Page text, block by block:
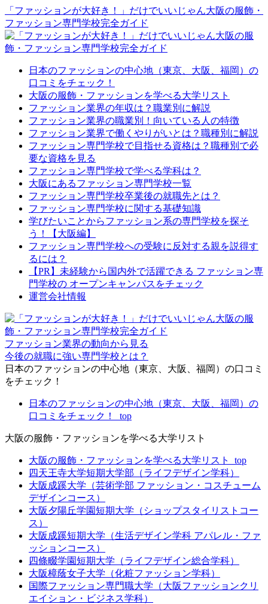
「ファッションが大好き！」だけでいいじゃん大阪の服飾・
ファッション専門学校完全ガイド
日本のファッションの中心地（東京、大阪、福岡）の
口コミをチェック！
大阪の服飾・ファッションを学べる大学リスト
ファッション業界の年収は？職業別に解説
ファッション業界の職業別！向いている人の特徴
ファッション業界で働くやりがいとは？職種別に解説
ファッション専門学校で目指せる資格は？職種別で必
要な資格を見る
ファッション専門学校で学べる学科は？
大阪にあるファッション専門学校一覧
ファッション専門学校卒業後の就職先とは？
ファッション専門学校に関する基礎知識
学びたいことからファッション系の専門学校を探そ
う！【大阪編】
ファッション専門学校への受験に反対する親を説得す
るには？
【PR】未経験から国内外で活躍できる ファッション専
門学校の オープンキャンパスをチェック
運営会社情報
ファッション業界の動向から見る
今後の就職に強い専門学校とは？
日本のファッションの中心地（東京、大阪、福岡）の口コミ
をチェック！
日本のファッションの中心地（東京、大阪、福岡）の
口コミをチェック！_top
大阪の服飾・ファッションを学べる大学リスト
大阪の服飾・ファッションを学べる大学リスト_top
四天王寺大学短期大学部（ライフデザイン学科）
大阪成蹊大学（芸術学部 ファッション・コスチューム
デザインコース）
大阪夕陽丘学園短期大学（ショップスタイリストコー
ス）
大阪成蹊短期大学（生活デザイン学科 アパレル・ファ
ッションコース）
四條畷学園短期大学（ライフデザイン総合学科）
大阪樟蔭女子大学（化粧ファッション学科）
国際ファッション専門職大学（大阪ファッションクリ
エイション・ビジネス学科）